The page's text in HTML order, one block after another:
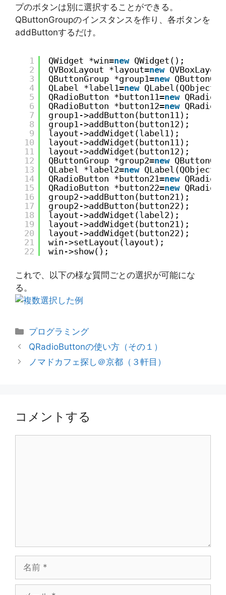
プのボタンは別に選択することができる。
QButtonGroupのインスタンスを作り、各ボタンを
addButtonするだけ。
1
2
3
4
5
6
7
8
9
10
11
12
13
14
15
16
17
18
19
20
21
22
QWidget *win=new QWidget();
QVBoxLayout *layout=new
QButtonGroup *group1=new
QLabel *label1=new
QRadioButton *button11=new
QRadioButton *button12=new
group1->addButton(button11);
group1->addButton(button12);
layout->addWidget(label1);
layout->addWidget(button11);
layout->addWidget(button12);
QButtonGroup *group2=new
QLabel *label2=new
QRadioButton *button21=new
QRadioButton *button22=new
group2->addButton(button21);
group2->addButton(button22);
layout->addWidget(label2);
layout->addWidget(button21);
layout->addWidget(button22);
win->setLayout(layout);
win->show();
これで、以下の様な質問ごとの選択が可能にな
る。
カ
テ
リ
プログラミング
QRadioButtonの使い方（その１）
ノマドカフェ探し＠京都（３軒目）
コメントする